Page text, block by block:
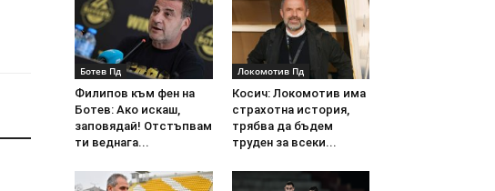
Ботев Пд
Филипов към фен на
Ботев: Ако искаш,
заповядай! Отстъпвам
ти веднага...
Локомотив Пд
Косич: Локомотив има
страхотна история,
трябва да бъдем
труден за всеки...